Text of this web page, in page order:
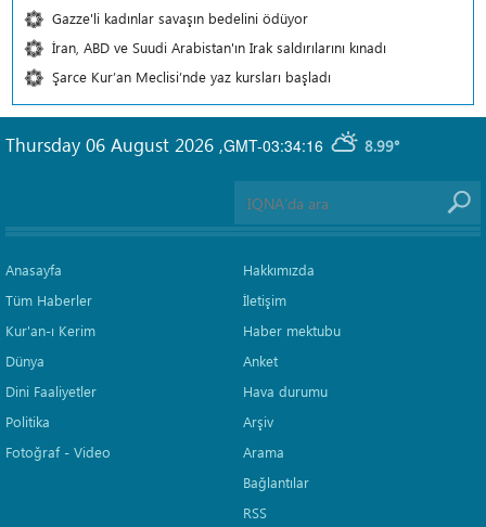
Gazze'li kadınlar savaşın bedelini ödüyor
İran, ABD ve Suudi Arabistan'ın Irak saldırılarını kınadı
Şarce Kur’an Meclisi’nde yaz kursları başladı
GMT-03:34:16 8.99°
Thursday 06 August 2026 ,
Anasayfa
Tüm Haberler
Kur'an-ı Kerim
Dünya
Dini Faaliyetler
Politika
Fotoğraf - Video
Hakkımızda
İletişim
Haber mektubu
Anket
Hava durumu
Arşiv
Arama
Bağlantılar
RSS